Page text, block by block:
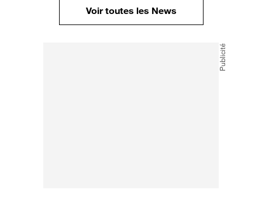
Voir toutes les News